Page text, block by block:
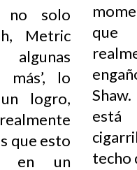
no solo
Metric
más’, lo
logro,
que esto
en un
techo